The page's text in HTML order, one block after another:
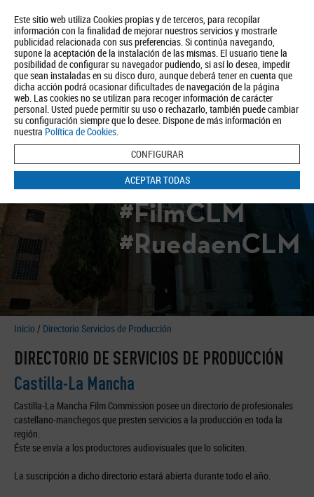
Este sitio web utiliza Cookies propias y de terceros, para recopilar
información con la finalidad de mejorar nuestros servicios y mostrarle
publicidad relacionada con sus preferencias. Si continúa navegando,
supone la aceptación de la instalación de las mismas. El usuario tiene la
posibilidad de configurar su navegador pudiendo, si así lo desea, impedir
que sean instaladas en su disco duro, aunque deberá tener en cuenta que
dicha acción podrá ocasionar dificultades de navegación de la página
web. Las cookies no se utilizan para recoger información de carácter
personal. Usted puede permitir su uso o rechazarlo, también puede cambiar
su configuración siempre que lo desee. Dispone de más información en
nuestra Política de Cookies.
CONFIGURAR
ACEPTAR TODAS
Quiénes somos Turismo Política de Privacidad Aviso Legal
Política de Cookies
BUSCAR
#FilmCLM
#RuedaenCLM
Inicio / Directorio Servicios de Producción
DIRECTORIO DE SERVICIOS DE PRODUCCIÓN
Castilla-La Mancha
Castilla-La Mancha Film Commission posee un directorio de profesionales
castellano-manchegos que presten servicios a la producción en toda la
región.
Éste se envía a los productores audiovisuales que lo soliciten.
La suscripción a dicho directorio estará abierta durante todo el año.